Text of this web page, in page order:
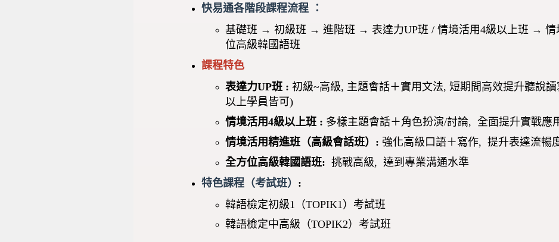
快易通各階段課程流程 ：
基礎班 → 初級班 → 進階班 → 表達力UP班 / 情境活用4級以上班 →
位高級韓國語班
課程特色
表達力UP班 :初級~高級, 主題會話＋實用文法, 短期間高效提升聽說
以上學員皆可)
情境活用4級以上班 : 多樣主題會話＋角色扮演/討論, 全面提升實戰應
情境活用精進班（高級會話班）: 強化高級口語＋寫作, 提升表達流暢
全方位高級韓國語班: 挑戰高級, 達到專業溝通水準
特色課程（考試班） :
韓語檢定初級1（TOPIK1）考試班
韓語檢定中高級（TOPIK2）考試班